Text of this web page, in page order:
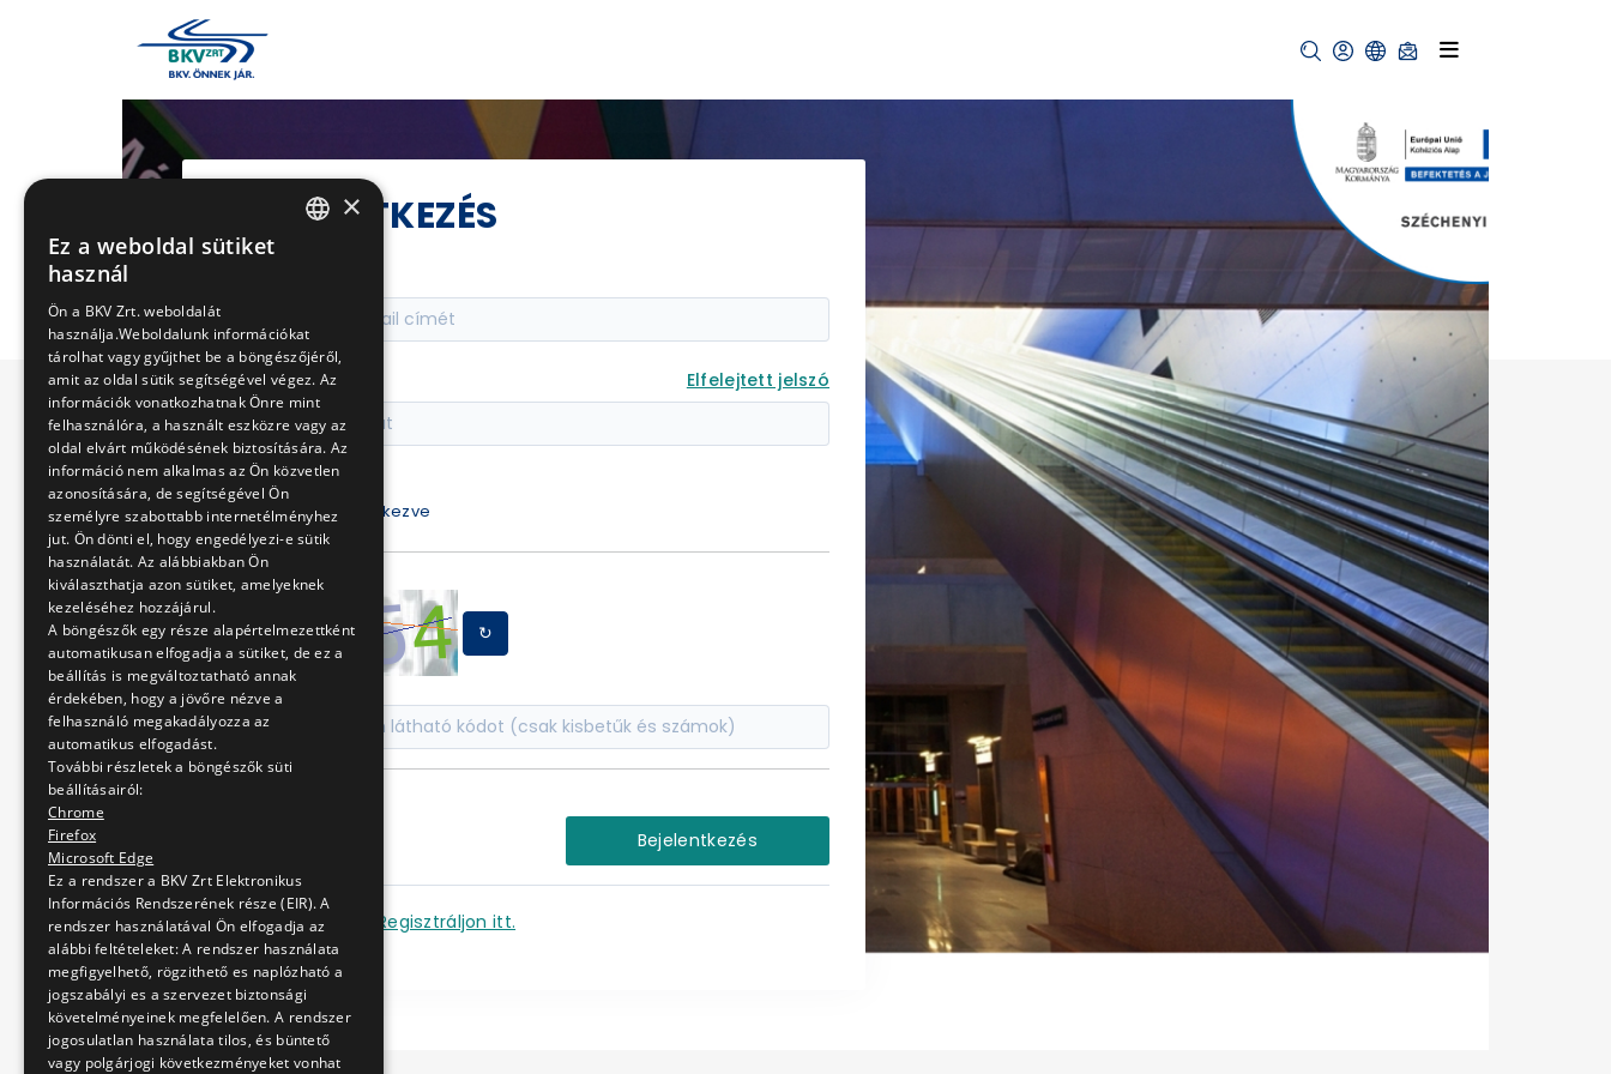
BEJELENTKEZÉS
Jelszó Elfelejtett jelszó
Maradjak bejelentkezve
↻
Bejelentkezés
Nincs még fiókja? Regisztráljon itt.
×
Ez a weboldal sütiket
használ
Ön a BKV Zrt. weboldalát
használja.Weboldalunk információkat
tárolhat vagy gyűjthet be a böngészőjéről,
amit az oldal sütik segítségével végez. Az
információk vonatkozhatnak Önre mint
felhasználóra, a használt eszközre vagy az
oldal elvárt működésének biztosítására. Az
információ nem alkalmas az Ön közvetlen
azonosítására, de segítségével Ön
személyre szabottabb internetélményhez
jut. Ön dönti el, hogy engedélyezi-e sütik
használatát. Az alábbiakban Ön
kiválaszthatja azon sütiket, amelyeknek
kezeléséhez hozzájárul.
A böngészők egy része alapértelmezettként
automatikusan elfogadja a sütiket, de ez a
beállítás is megváltoztatható annak
érdekében, hogy a jövőre nézve a
felhasználó megakadályozza az
automatikus elfogadást.
További részletek a böngészők süti
beállításairól:
Chrome
Firefox
Microsoft Edge
Ez a rendszer a BKV Zrt Elektronikus
Információs Rendszerének része (EIR). A
rendszer használatával Ön elfogadja az
alábbi feltételeket: A rendszer használata
megfigyelhető, rögzithető es naplózható a
jogszabályi es a szervezet biztonsági
követelményeinek megfelelően. A rendszer
jogosulatlan használata tilos, és büntető
vagy polgárjogi következményeket vonhat